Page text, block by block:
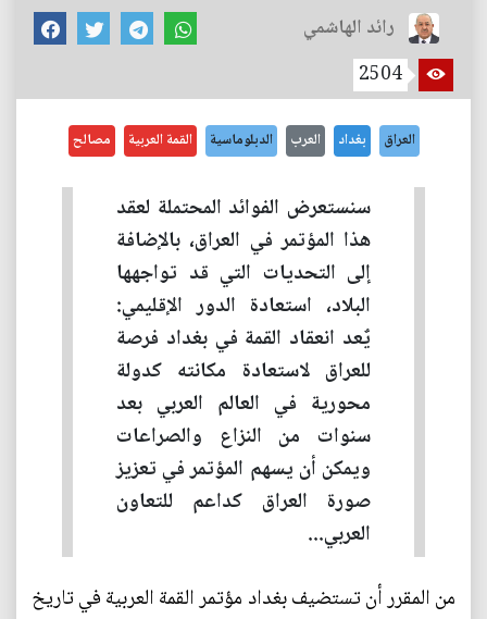
رائد الهاشمي
2504
العراق بغداد العرب الدبلوماسية القمة العربية مصالح
سنستعرض الفوائد المحتملة لعقد
هذا المؤتمر في العراق، بالإضافة
إلى التحديات التي قد تواجهها
البلاد، استعادة الدور الإقليمي:
يٌعد انعقاد القمة في بغداد فرصة
للعراق لاستعادة مكانته كدولة
محورية في العالم العربي بعد
سنوات من النزاع والصراعات
ويمكن أن يسهم المؤتمر في تعزيز
صورة العراق كداعم للتعاون
العربي...
من المقرر أن تستضيف بغداد مؤتمر القمة العربية في تاريخ